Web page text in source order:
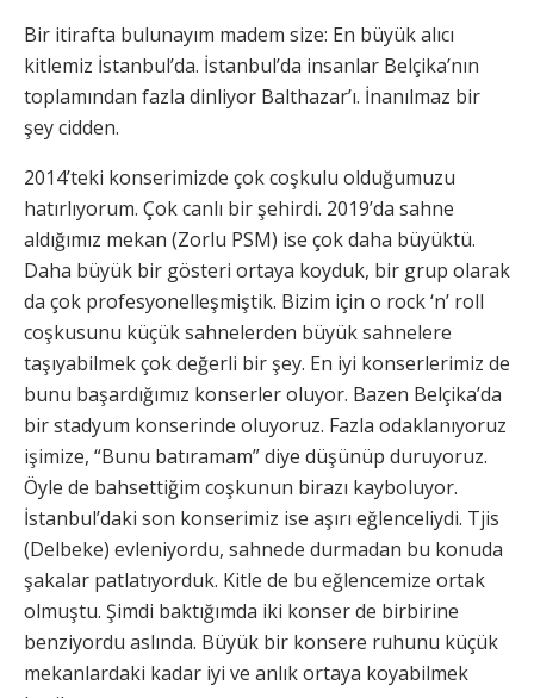
Bir itirafta bulunayım madem size: En büyük alıcı
kitlemiz İstanbul’da. İstanbul’da insanlar Belçika’nın
toplamından fazla dinliyor Balthazar’ı. İnanılmaz bir
şey cidden.
2014’teki konserimizde çok coşkulu olduğumuzu
hatırlıyorum. Çok canlı bir şehirdi. 2019’da sahne
aldığımız mekan (Zorlu PSM) ise çok daha büyüktü.
Daha büyük bir gösteri ortaya koyduk, bir grup olarak
da çok profesyonelleşmiştik. Bizim için o rock ‘n’ roll
coşkusunu küçük sahnelerden büyük sahnelere
taşıyabilmek çok değerli bir şey. En iyi konserlerimiz de
bunu başardığımız konserler oluyor. Bazen Belçika’da
bir stadyum konserinde oluyoruz. Fazla odaklanıyoruz
işimize, “Bunu batıramam” diye düşünüp duruyoruz.
Öyle de bahsettiğim coşkunun birazı kayboluyor.
İstanbul’daki son konserimiz ise aşırı eğlenceliydi. Tjis
(Delbeke) evleniyordu, sahnede durmadan bu konuda
şakalar patlatıyorduk. Kitle de bu eğlencemize ortak
olmuştu. Şimdi baktığımda iki konser de birbirine
benziyordu aslında. Büyük bir konsere ruhunu küçük
mekanlardaki kadar iyi ve anlık ortaya koyabilmek